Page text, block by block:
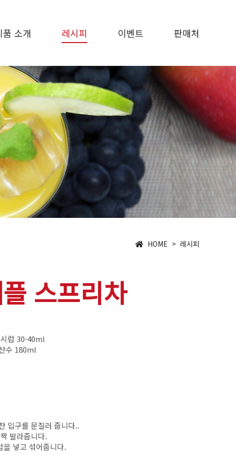
품 소개 레시피 이벤트 판매처
HOME > 레시피
스프리차
럽 30-40ml
수 180ml
입구를 문질러 줍니다..
발라줍니다.
을 넣고 섞어줍니다.